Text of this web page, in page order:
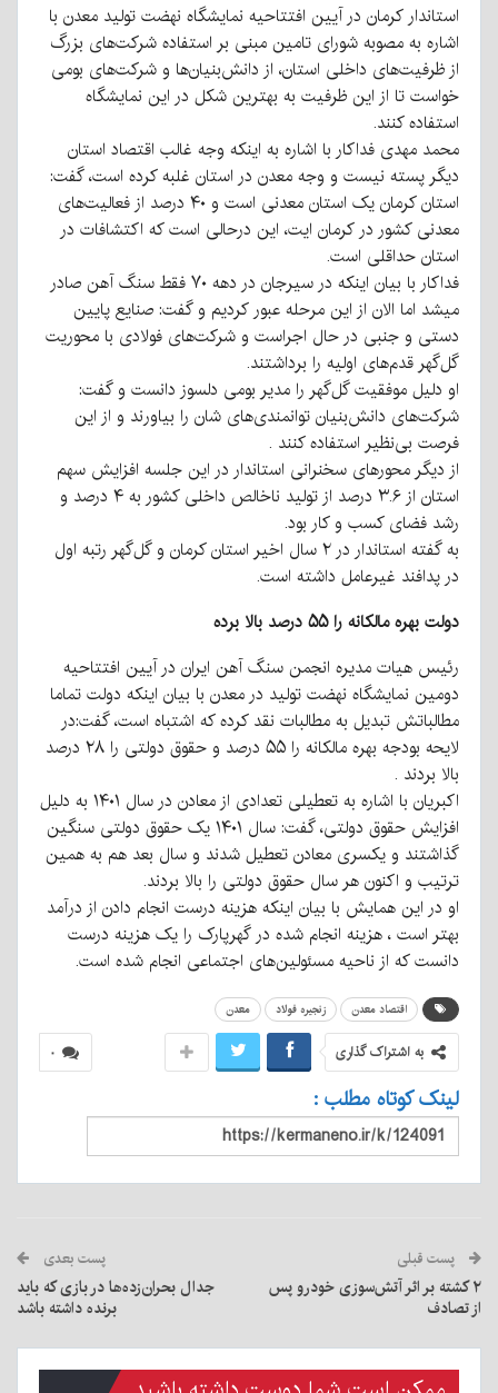
استاندار کرمان در آیین افتتاحیه نمایشگاه نهضت تولید معدن با
اشاره به مصوبه شورای تامین مبنی بر استفاده شرکت‌های بزرگ
از ظرفیت‌های داخلی استان، از دانش‌بنیان‌ها و شرکت‌های بومی
خواست تا از این ظرفیت به بهترین شکل در این نمایشگاه
استفاده کنند.
محمد مهدی فداکار با اشاره به اینکه وجه غالب اقتصاد استان
دیگر پسته نیست و وجه معدن در استان غلبه کرده است، گفت:
استان کرمان یک استان معدنی است و ۴۰ درصد از فعالیت‌های
معدنی کشور در کرمان ایت، این درحالی است که اکتشافات در
استان حداقلی است.
فداکار با بیان اینکه در سیرجان در دهه ۷۰ فقط سنگ آهن صادر
میشد اما الان از این مرحله عبور کردیم و گفت: صنایع پایین
دستی و جنبی در حال اجراست و شرکت‌های فولادی با محوریت
گل‌گهر قدم‌های اولیه را برداشتند.
او دلیل موفقیت گل‌گهر را مدیر بومی دلسوز دانست و گفت:
شرکت‌های دانش‌بنیان توانمندی‌های شان را بیاورند و از این
فرصت بی‌نظیر استفاده کنند .
از دیگر محورهای سخنرانی استاندار در این جلسه افزایش سهم
استان از ۳.۶ درصد از تولید ناخالص داخلی کشور به ۴ درصد و
رشد فضای کسب و کار بود.
به گفته استاندار در ۲ سال اخیر استان کرمان و گل‌گهر رتبه اول
در پدافند غیرعامل داشته است.
دولت بهره مالکانه را ۵۵ درصد بالا برده
رئیس هیات مدیره انجمن سنگ آهن ایران در آیین افتتاحیه
دومین نمایشگاه نهضت تولید در معدن با بیان اینکه دولت تماما
مطالباتش تبدیل به مطالبات نقد کرده که اشتباه است، گفت:در
لایحه بودجه بهره مالکانه را ۵۵ درصد و حقوق دولتی را ۲۸ درصد
بالا بردند .
اکبریان با اشاره به تعطیلی تعدادی از معادن در سال ۱۴۰۱ به دلیل
افزایش حقوق دولتی، گفت: سال ۱۴۰۱ یک حقوق دولتی سنگین
گذاشتند و یکسری معادن تعطیل شدند و سال بعد هم به همین
ترتیب و اکنون هر سال حقوق دولتی را بالا بردند.
او در این همایش با بیان اینکه هزینه درست انجام دادن از درآمد
بهتر است ، هزینه انجام شده در گهرپارک را یک هزینه درست
دانست که از ناحیه مسئولین‌های اجتماعی انجام شده است.
اقتصاد معدن زنجیره فولاد معدن
۰ به اشتراک گذاری
لینک کوتاه مطلب :
پست قبلی
۲ کشته بر اثر آتش‌سوزی خودرو پس
از تصادف
پست بعدی
جدال بحران‌زده‌ها در بازی که باید
برنده داشته باشد